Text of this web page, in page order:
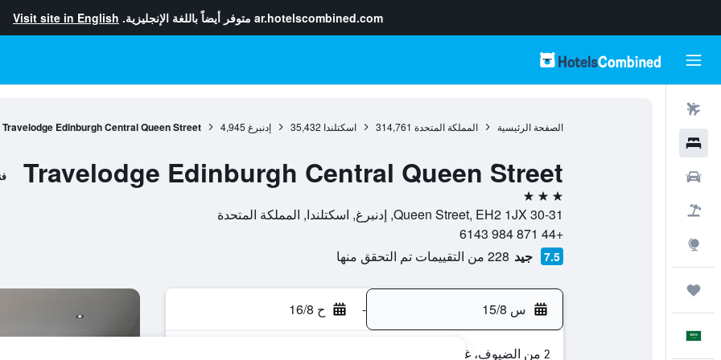
ar.hotelscombined.com متوفر أيضاً باللغة الإنجليزية. Visit site in English
الصفحة الرئيسية المملكة المتحدة 314,761 اسكتلندا 35,432 إدنبرغ 4,945
Travelodge Edinburgh Central Queen Street
Travelodge Edinburgh Central Queen Street
3 نجوم
30-31 Queen Street, EH2 1JX, إدنبرغ, اسكتلندا, المملكة المتحدة
+44 871 984 6143
7.5 جيد 228 من التقييمات تم التحقق منها
س 15/8 - ح 16/8
2 من الضيوف، غرفة واحدة